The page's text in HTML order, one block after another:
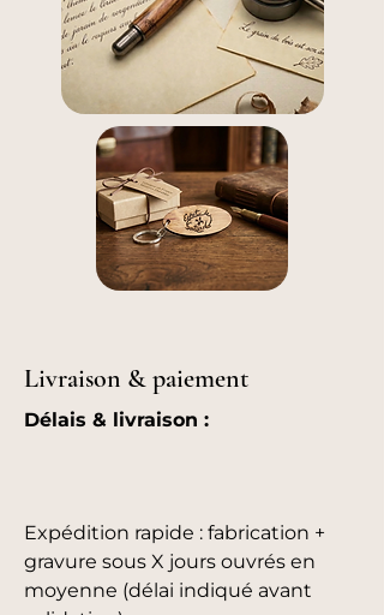
Livraison & paiement
Délais & livraison :
Expédition rapide : fabrication +
gravure sous X jours ouvrés en
moyenne (délai indiqué avant